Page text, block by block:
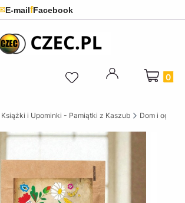
E-mailfFacebook
wyszukiwarkę
Produkty
i Upominki - Pamiątki z Kaszub Dom i ogród